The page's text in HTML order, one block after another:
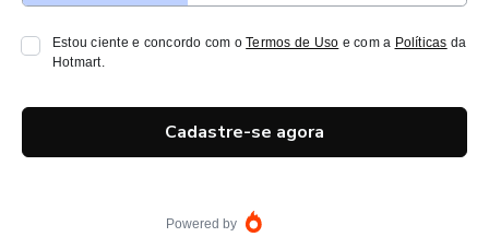
Estou ciente e concordo com oTermos de Uso e com a Políticas da
Hotmart.
Cadastre-se agora
Powered by